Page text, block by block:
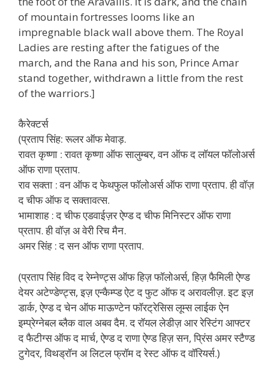
of mountain fortresses looms like an
impregnable black wall above them. The Royal
Ladies are resting after the fatigues of the
march, and the Rana and his son, Prince Amar
stand together, withdrawn a little from the rest
of the warriors.]
कैरेक्टर्स
(प्रताप सिंह: रूलर ऑफ मेवाड़.
रावत कृष्णा : रावत कृष्णा ऑफ सालुम्बर, वन ऑफ द लॉयल फॉलोअर्स
ऑफ राणा प्रताप.
राव सक्ता : वन ऑफ द फेथफुल फॉलोअर्स ऑफ राणा प्रताप. ही वॉज़
द चीफ ऑफ द सक्तावत्स.
भामाशाह : द चीफ एडवाईज़र ऐण्ड द चीफ मिनिस्टर ऑफ राणा
प्रताप. ही वॉज़ अ वेरी रिच मैन.
अमर सिंह : द सन ऑफ राणा प्रताप.
(प्रताप सिंह विद द रेम्नेण्ट्स ऑफ हिज़ फॉलोअर्स, हिज़ फैमिली ऐण्ड
देयर अटेण्डेण्ट्स, इज़ एन्कैम्प्ड ऐट द फुट ऑफ द अरावलीज़. इट इज़
डार्क, ऐण्ड द चेन ऑफ माऊण्टेन फॉरट्रेसिस लूम्स लाईक ऐन
इम्प्रेग्नेबल ब्लैक वाल अबव दैम. द रॉयल लेडीज़ आर रेस्टिंग आफ्टर
द फैटीग्स ऑफ द मार्च, ऐण्ड द राणा ऐण्ड हिज़ सन, प्रिंस अमर स्टैण्ड
टुगेदर, विथड्रॉन अ लिटल फ्रॉम द रेस्ट ऑफ द वॉरियर्स.)